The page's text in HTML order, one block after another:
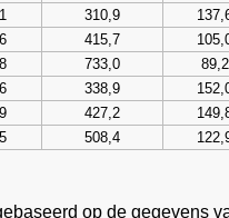
310,9
415,7
733,0 89,2
338,9
427,2
508,4
op de gegevens